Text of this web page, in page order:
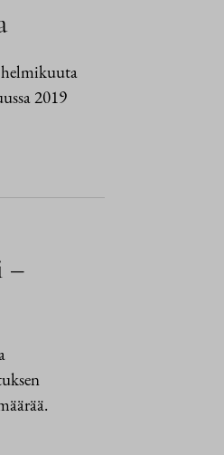
2019
–